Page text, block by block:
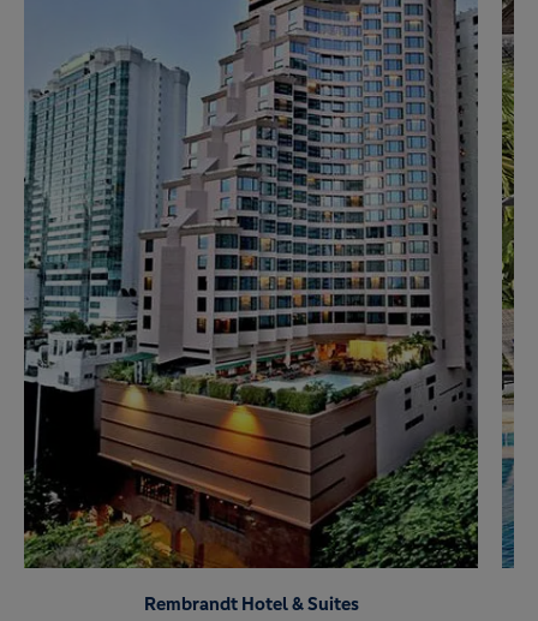
Rembrandt Hotel & Suites